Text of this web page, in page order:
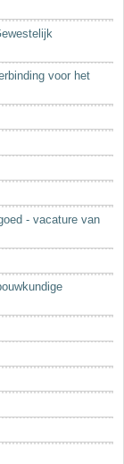
voor het
- vacature van